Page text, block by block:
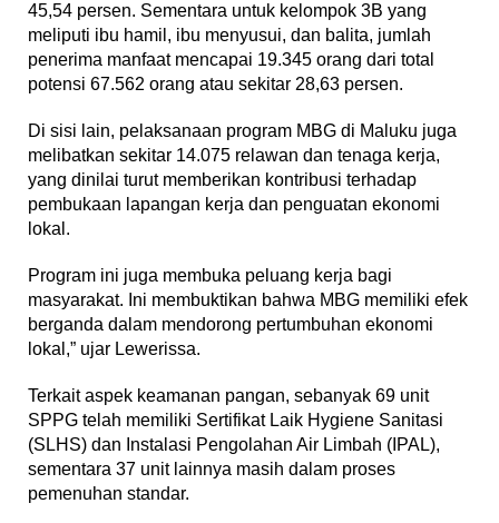
45,54 persen. Sementara untuk kelompok 3B yang
meliputi ibu hamil, ibu menyusui, dan balita, jumlah
penerima manfaat mencapai 19.345 orang dari total
potensi 67.562 orang atau sekitar 28,63 persen.
Di sisi lain, pelaksanaan program MBG di Maluku juga
melibatkan sekitar 14.075 relawan dan tenaga kerja,
yang dinilai turut memberikan kontribusi terhadap
pembukaan lapangan kerja dan penguatan ekonomi
lokal.
Program ini juga membuka peluang kerja bagi
masyarakat. Ini membuktikan bahwa MBG memiliki efek
berganda dalam mendorong pertumbuhan ekonomi
lokal,” ujar Lewerissa.
Terkait aspek keamanan pangan, sebanyak 69 unit
SPPG telah memiliki Sertifikat Laik Hygiene Sanitasi
(SLHS) dan Instalasi Pengolahan Air Limbah (IPAL),
sementara 37 unit lainnya masih dalam proses
pemenuhan standar.